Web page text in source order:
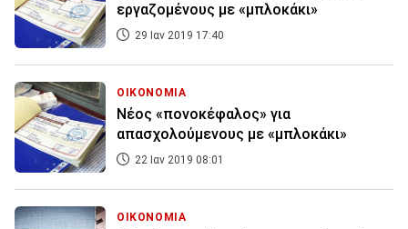
εργαζομένους με «μπλοκάκι»
29 Ιαν 2019 17:40
ΟΙΚΟΝΟΜΙΑ
Νέος «πονοκέφαλος» για
απασχολούμενους με «μπλοκάκι»
22 Ιαν 2019 08:01
ΟΙΚΟΝΟΜΙΑ